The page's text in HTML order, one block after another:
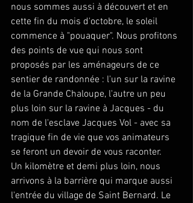
nous sommes aussi à découvert et en
cette fin du mois d'octobre, le soleil
commence à "pouaquer". Nous profitons
des points de vue qui nous sont
proposés par les aménageurs de ce
sentier de randonnée : l'un sur la ravine
de la Grande Chaloupe, l'autre un peu
plus loin sur la ravine à Jacques - du
nom de l'esclave Jacques Vol - avec sa
tragique fin de vie que vos animateurs
se feront un devoir de vous raconter.
Un kilomètre et demi plus loin, nous
arrivons à la barrière qui marque aussi
l'entrée du village de Saint Bernard. Le